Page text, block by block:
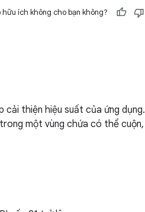
ích không cho bạn không?
cải thiện hiệu suất của ứng dụng.
một vùng chứa có thể cuộn,